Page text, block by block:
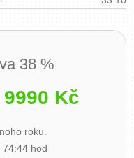
38 %
Kč
roku.
74:44 hod